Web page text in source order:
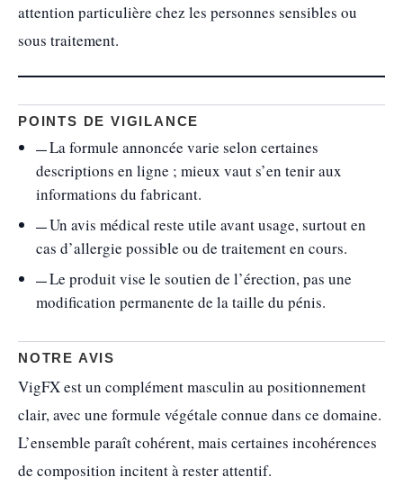
attention particulière chez les personnes sensibles ou
sous traitement.
POINTS DE VIGILANCE
La formule annoncée varie selon certaines
descriptions en ligne ; mieux vaut s’en tenir aux
informations du fabricant.
Un avis médical reste utile avant usage, surtout en
cas d’allergie possible ou de traitement en cours.
Le produit vise le soutien de l’érection, pas une
modification permanente de la taille du pénis.
NOTRE AVIS
VigFX est un complément masculin au positionnement
clair, avec une formule végétale connue dans ce domaine.
L’ensemble paraît cohérent, mais certaines incohérences
de composition incitent à rester attentif.